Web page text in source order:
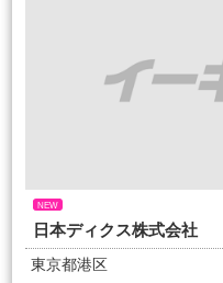
NEW
日本ディクス株式会社
東京都港区